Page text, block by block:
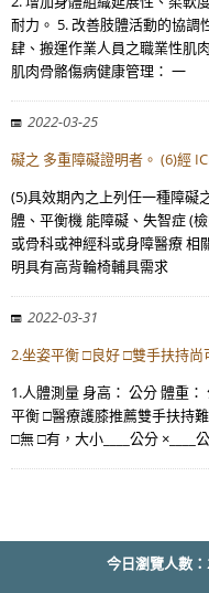
耐力。 5. 改善肢體活動的協調
肆、搬運作業人員之職業性肌
肌肉骨骼傷病健康管理： 一
2022-03-25
礙之 多重障礙證明者。 (6)經
(5)具效期內之上列任一種障礙
體、平衡機 能障礙、失智症 (
或骨科或神經科或身障醫療 相
明具有高背輪椅輔具需求
2022-03-31
2.坐姿平衡 □良好 □雙手扶持
1.人體測量 身高： 公分 體重
平衡 □醫療護膝推薦雙手扶持
□無 □有，大小____公分 ×____
今日瀏覽人數：